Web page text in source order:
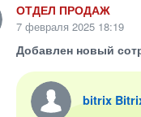
ОТДЕЛ ПРОДАЖ
7 февраля 2025 18:19
Добавлен новый
bitrix